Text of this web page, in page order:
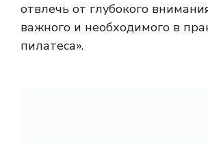
отвлечь от глубокого
важного и необходимого в
пилатеса».